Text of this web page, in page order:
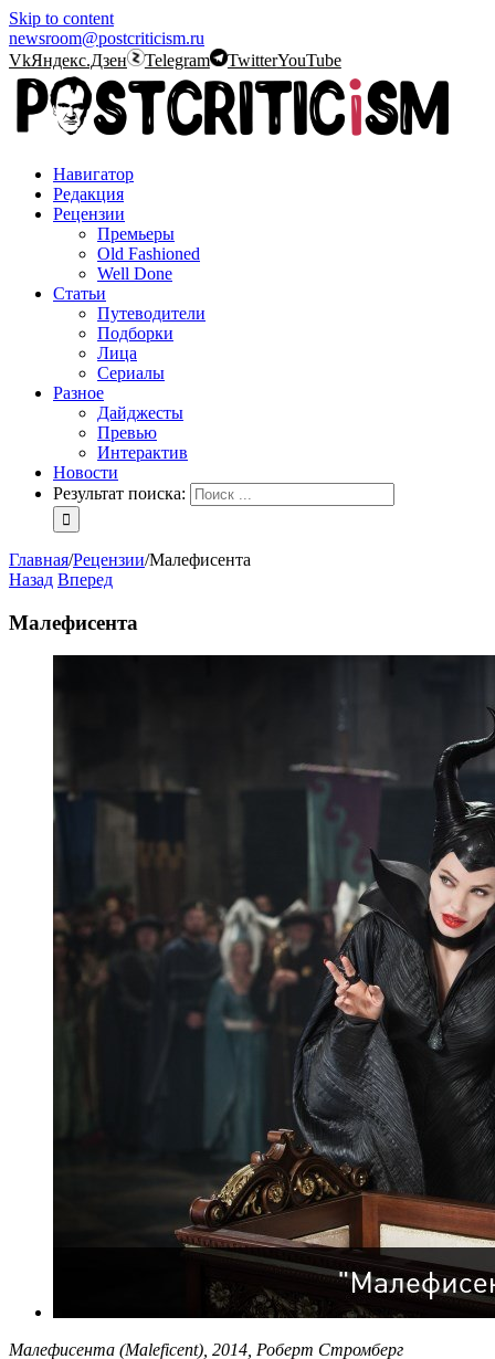
Skip to content
newsroom@postcriticism.ru
VkЯндекс.Дзен Telegram TwitterYouTube
Навигатор
Редакция
Рецензии
Премьеры
Old Fashioned
Well Done
Статьи
Путеводители
Подборки
Лица
Сериалы
Разное
Дайджесты
Превью
Интерактив
Новости
Результат поиска:
Главная/Рецензии/Малефисента
Назад Вперед
Малефисента
Малефисента (Maleficent), 2014, Роберт Стромберг